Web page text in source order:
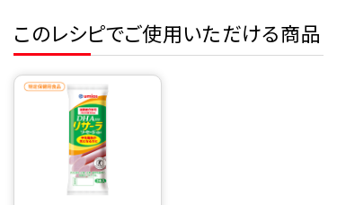
このレシピでご使用いただける商品